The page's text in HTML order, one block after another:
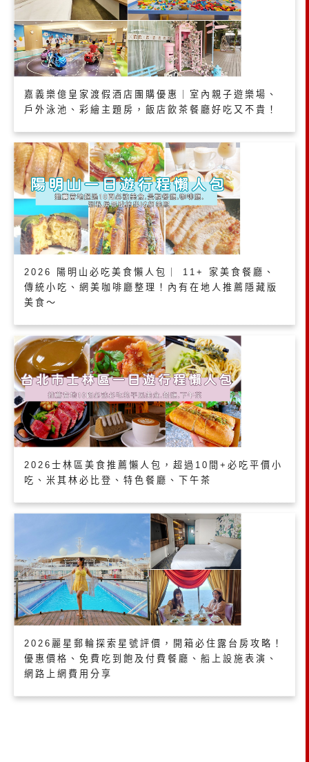
嘉義樂億皇家渡假酒店團購優惠｜室內親子遊樂場、
戶外泳池、彩繪主題房，飯店飲茶餐廳好吃又不貴！
2026 陽明山必吃美食懶人包｜ 11+ 家美食餐廳、
傳統小吃、網美咖啡廳整理！內有在地人推薦隱藏版
美食～
2026士林區美食推薦懶人包，超過10間+必吃平價小
吃、米其林必比登、特色餐廳、下午茶
2026麗星郵輪探索星號評價，開箱必住露台房攻略！
優惠價格、免費吃到飽及付費餐廳、船上設施表演、
網路上網費用分享